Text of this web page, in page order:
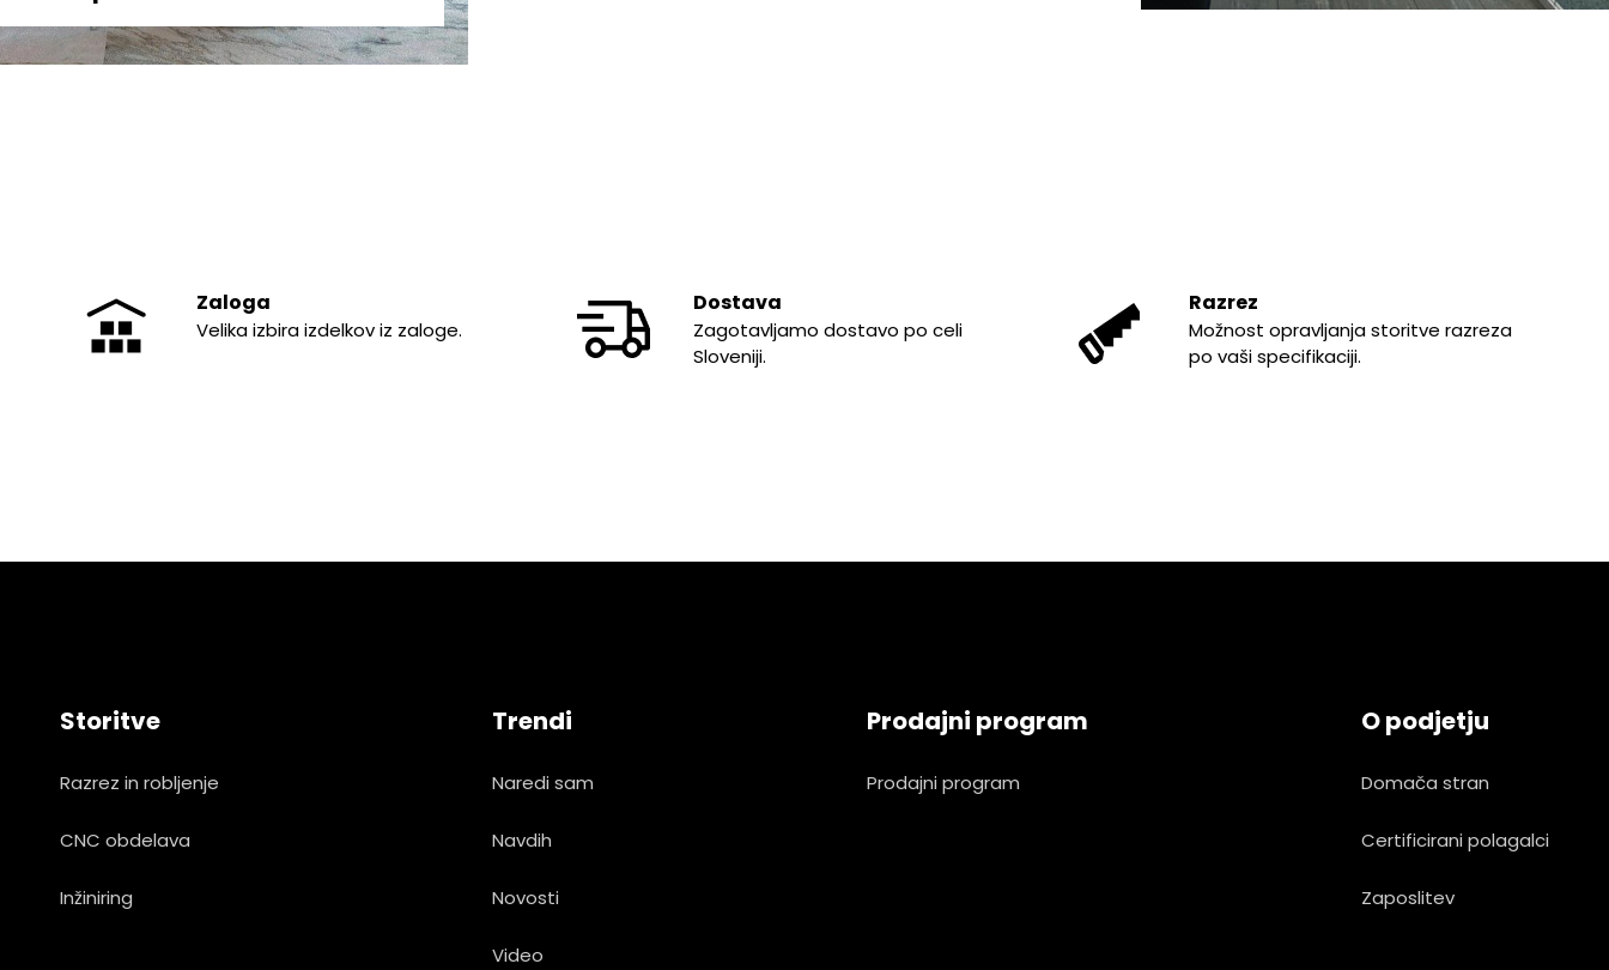
Zaloga
Velika izbira izdelkov iz zaloge.
Dostava
Zagotavljamo dostavo po celi
Sloveniji.
Razrez
Možnost opravljanja storitve razreza
po vaši specifikaciji.
Storitve
Razrez in robljenje
CNC obdelava
Inžiniring
Trendi
Naredi sam
Navdih
Novosti
Video
Prodajni program
Prodajni program
O podjetju
Domača stran
Certificirani polagalci
Zaposlitev